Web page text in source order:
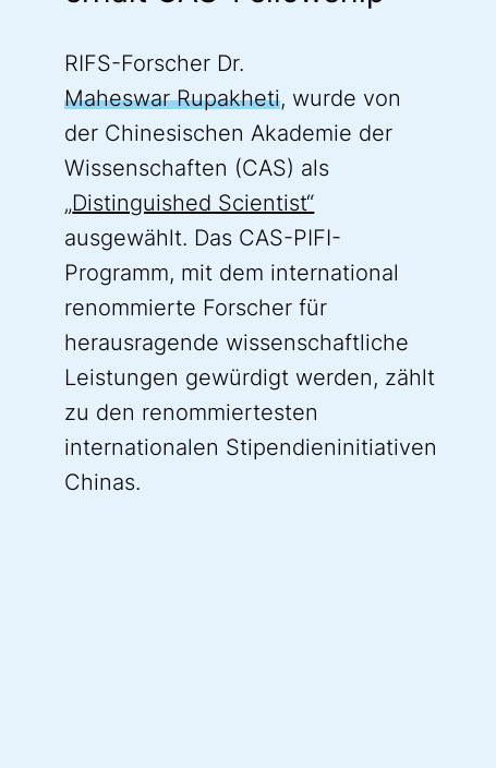
RIFS-Forscher Dr.
Maheswar Rupakheti, wurde von
der Chinesischen Akademie der
Wissenschaften (CAS) als
„Distinguished Scientist“
ausgewählt. Das CAS-PIFI-
Programm, mit dem international
renommierte Forscher für
herausragende wissenschaftliche
Leistungen gewürdigt werden, zählt
zu den renommiertesten
internationalen Stipendieninitiativen
Chinas.